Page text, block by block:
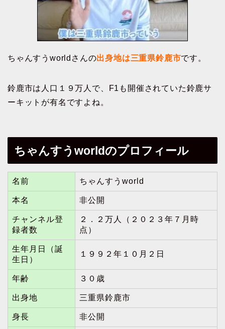
ちゃんすうworldさんの出身地は三重県鈴鹿市です。
鈴鹿市は人口１９万人で、F1も開催されていた鈴鹿サ
ーキットが有名ですよね。
ちゃんすうworldのプロフィール
名前 ちゃんすうworld
本名 非公開
チャンネル登
録者数
２．２万人（２０２３年７月時
点）
生年月日（誕
生日）
１９９２年１０月２日
年齢 ３０歳
出身地 三重県鈴鹿市
身長 非公開